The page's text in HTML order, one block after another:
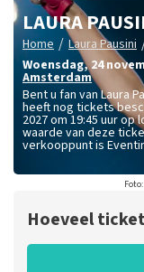
LAURA
Home / Laura Pausini
woensdag, 24
Amsterdam
Bent u fan van Laura
heeft nog tickets
2027 om 19:45 uur
waarde van deze
verkooppunt is
Hoeveel